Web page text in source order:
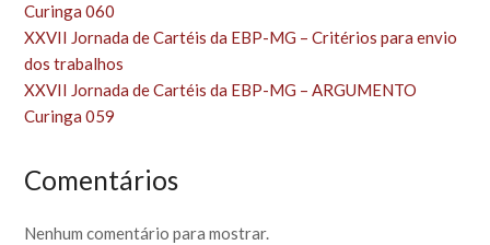
Curinga 060
XXVII Jornada de Cartéis da EBP-MG – Critérios para envio
dos trabalhos
XXVII Jornada de Cartéis da EBP-MG – ARGUMENTO
Curinga 059
Comentários
Nenhum comentário para mostrar.